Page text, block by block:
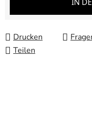
Drucken
Teilen